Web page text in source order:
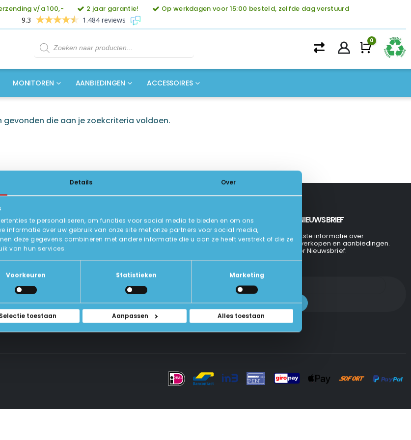
Details Over
te personaliseren, om functies voor social media te bieden en om ons
informatie over uw gebruik van onze site met onze partners voor social media,
deze gegevens combineren met andere informatie die u aan ze heeft verstrekt of die ze
van hun services.
Voorkeuren Statistieken Marketing
Selectie toestaan Aanpassen Alles toestaan
v/a 100,- 2 jaar garantie!
Op werkdagen voor 15:00 besteld, zelfde dag verstuurd
9.3
1.484 reviews
Producten
zoeken
0
MONITOREN AANBIEDINGEN ACCESSOIRES
gevonden die aan je zoekcriteria voldoen.
INFORMATIE
Over Ons
U-Pas
Contact Met Ons Opnemen
INSCHRIJVEN NIEUWSBRIEF
Ontvang de laatste informatie over
evenementen, verkopen en aanbiedingen.
Aanmelden voor Nieuwsbrief: